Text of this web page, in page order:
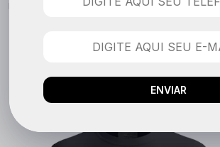
Nenhuma avaliação cadastrada para esse produto.
ENVIAR